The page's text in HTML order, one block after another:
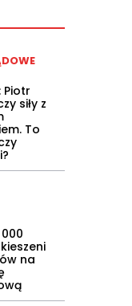
Piotr
siły z
To
na